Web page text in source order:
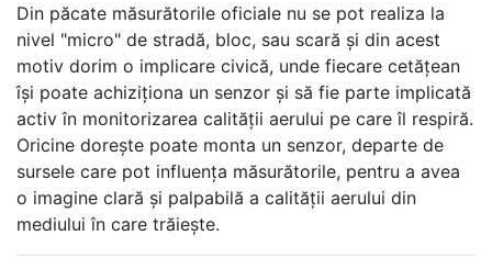
Din păcate măsurătorile oficiale nu se pot realiza la
nivel "micro" de stradă, bloc, sau scară și din acest
motiv dorim o implicare civică, unde fiecare cetățean
își poate achiziționa un senzor și să fie parte implicată
activ în monitorizarea calității aerului pe care îl respiră.
Oricine dorește poate monta un senzor, departe de
sursele care pot influența măsurătorile, pentru a avea
o imagine clară și palpabilă a calității aerului din
mediului în care trăiește.